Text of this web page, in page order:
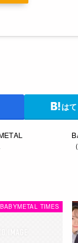
は
BABYMETAL TIMES